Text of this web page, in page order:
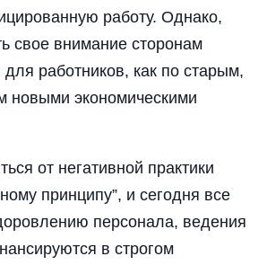
работу. Однако,
свое внимание сторонам
работников, как по старым,
новыми экономическими
от негативной практики
принципу”, и сегодня все
персонала, ведения
в строгом